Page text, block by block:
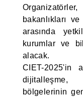
bakanlıkları
arasında
kurumlar ve
alacak.
CIET-2025'in
dijitalleşme,
bölgelerinin